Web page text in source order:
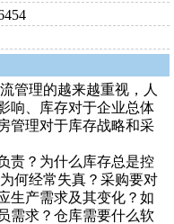
管理的越来越重视，人
响、库存对于企业总体
管理对于库存战略和采
？为什么库存总是控
何经常失真？采购要对
生产需求及其变化？如
需求？仓库需要什么软